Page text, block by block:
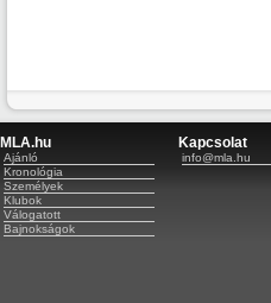
MLA.hu
Ajánló
Kronológia
Személyek
Klubok
Válogatott
Bajnokságok
Kapcsolat
info@mla.hu